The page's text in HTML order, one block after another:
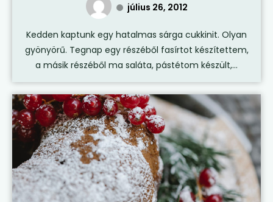
július 26, 2012
Kedden kaptunk egy hatalmas sárga cukkinit. Olyan
gyönyörű. Tegnap egy részéből fasírtot készítettem,
a másik részéből ma saláta, pástétom készült,...